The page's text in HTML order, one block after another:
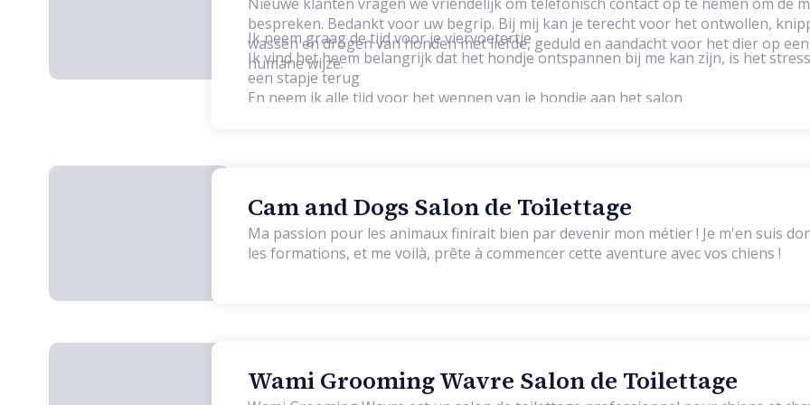
bespreken. Bedankt voor uw begrip. Bij mij kan je terecht voor het ontwollen, knippen, scheren,
wassen en drogen van honden met liefde, geduld en aandacht voor het dier op
humane wijze.
Ik neem graag de tijd voor je viervoetertje
Ik vind het heem belangrijk dat het hondje ontspannen bij me kan zijn, is het
een stapje terug
En neem ik alle tijd voor het wennen van je hondje aan het salon
Cam and Dogs Salon de Toilettage
Ma passion pour les animaux finirait bien par devenir mon métier ! Je m'en suis
les formations, et me voilà, prête à commencer cette aventure avec vos chiens !
Wami Grooming Wavre Salon de Toilettage